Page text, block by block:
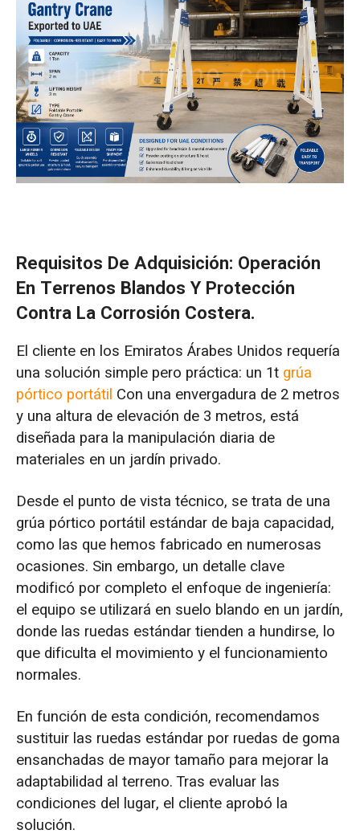
La grúa pórtico portátil ha superado con
éxito las pruebas de fábrica.
Obtenga su solución personalizada
Requisitos De Adquisición: Operación
En Terrenos Blandos Y Protección
Contra La Corrosión Costera.
El cliente en los Emiratos Árabes Unidos requería
una solución simple pero práctica: un 1t grúa
pórtico portátil Con una envergadura de 2 metros
y una altura de elevación de 3 metros, está
diseñada para la manipulación diaria de
materiales en un jardín privado.
Desde el punto de vista técnico, se trata de una
grúa pórtico portátil estándar de baja capacidad,
como las que hemos fabricado en numerosas
ocasiones. Sin embargo, un detalle clave
modificó por completo el enfoque de ingeniería:
el equipo se utilizará en suelo blando en un jardín,
donde las ruedas estándar tienden a hundirse, lo
que dificulta el movimiento y el funcionamiento
normales.
En función de esta condición, recomendamos
sustituir las ruedas estándar por ruedas de goma
ensanchadas de mayor tamaño para mejorar la
adaptabilidad al terreno. Tras evaluar las
condiciones del lugar, el cliente aprobó la
solución.